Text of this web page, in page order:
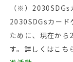
（※）2030SDGs
2030SDGsカード
ために、現在か
す。詳しくはこち